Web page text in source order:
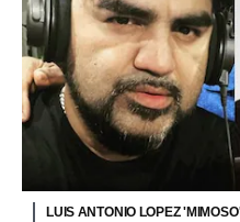
LUIS ANTONIO LOPEZ